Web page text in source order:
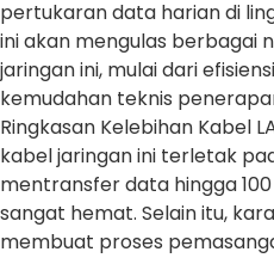
pertukaran data harian di
ini akan mengulas berbagai
jaringan ini, mulai dari
kemudahan teknis
Ringkasan Kelebihan Kabel
kabel jaringan ini terletak
mentransfer data hingga
sangat hemat. Selain itu,
membuat proses